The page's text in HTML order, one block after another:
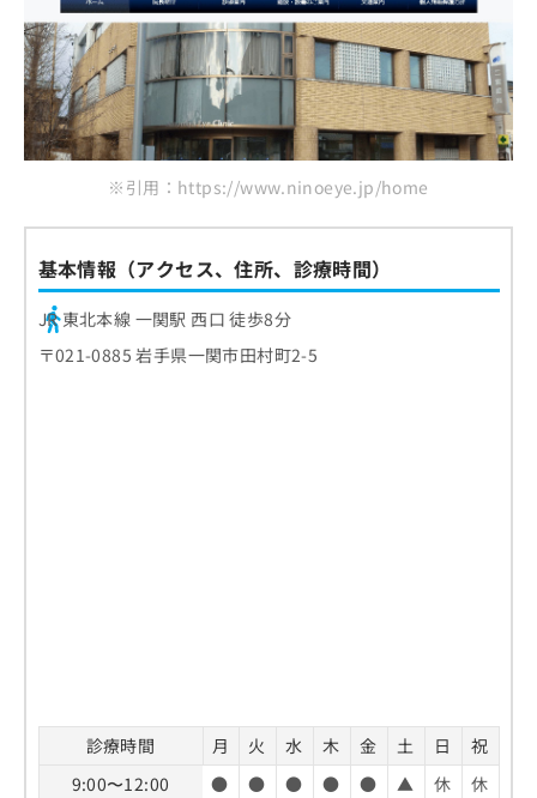
※引用：https://www.ninoeye.jp/home
基本情報（アクセス、住所、診療時間）
JR 東北本線 一関駅 西口 徒歩8分
〒021-0885 岩手県一関市田村町2-5
診療時間 月 火 水 木 金 土 日
祝
9:00〜12:00
● ● ● ● ● ▲ 休
休